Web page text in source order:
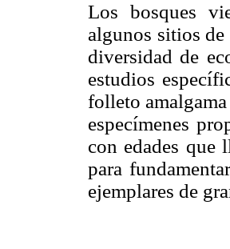
Los bosques
algunos sitios
diversidad de
estudios
folleto
especímenes
con edades que
para
ejemplares de